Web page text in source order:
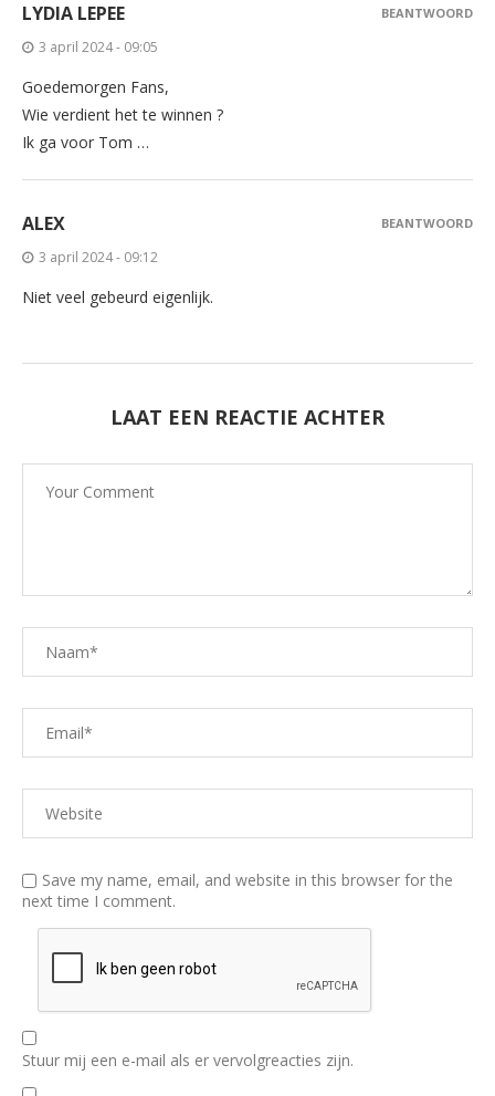
LYDIA LEPEE
3 april 2024 - 09:05
Goedemorgen Fans,
Wie verdient het te winnen ?
Ik ga voor Tom …
BEANTWOORD
ALEX
3 april 2024 - 09:12
Niet veel gebeurd eigenlijk.
BEANTWOORD
LAAT EEN REACTIE ACHTER
Save my name, email, and website in this browser for the
next time I comment.
Stuur mij een e-mail als er vervolgreacties zijn.